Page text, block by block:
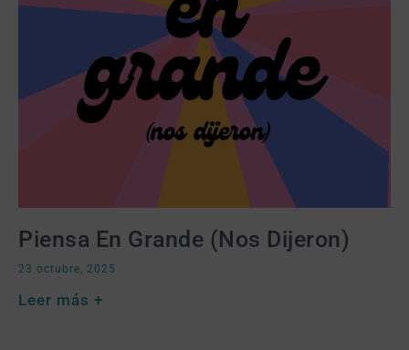
Piensa En Grande (nos Dijeron)
23 octubre, 2025
Leer más +